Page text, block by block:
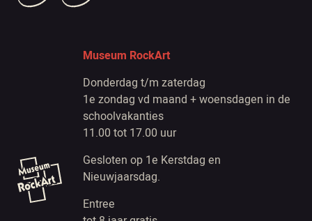
Museum RockArt
Donderdag t/m zaterdag
1e zondag vd maand + woensdagen in de
schoolvakanties
11.00 tot 17.00 uur
Gesloten op 1e Kerstdag en
Nieuwjaarsdag.
Entree